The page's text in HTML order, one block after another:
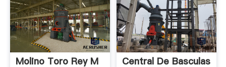
Molino Toro Rey M
Central De Basculas